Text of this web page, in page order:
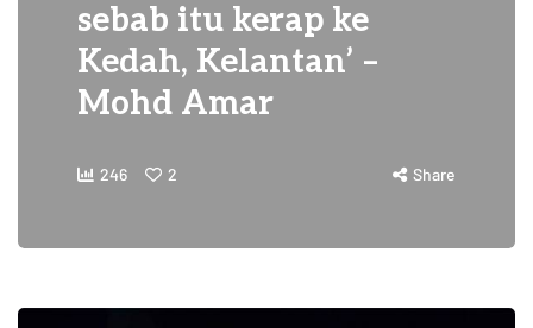
sebab itu kerap ke
Kedah, Kelantan’ –
Mohd Amar
246 2 Share